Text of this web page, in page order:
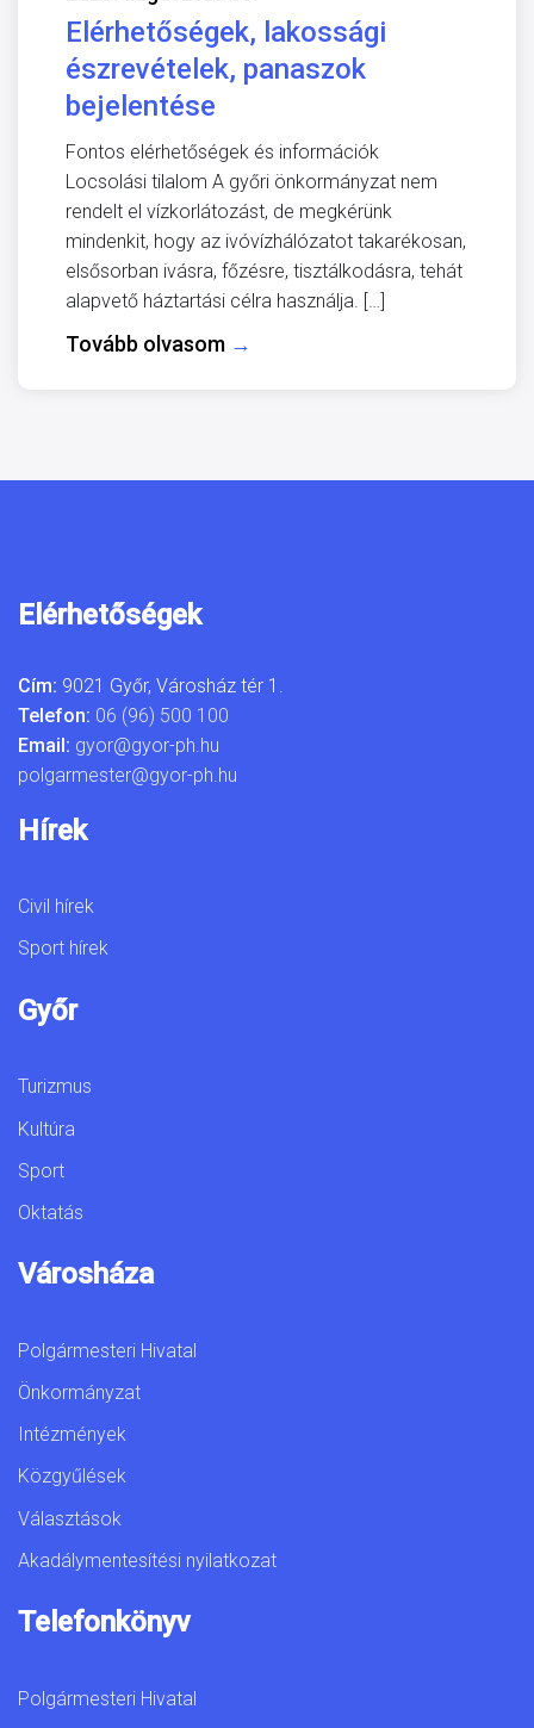
Elérhetőségek, lakossági
észrevételek, panaszok
bejelentése
Fontos elérhetőségek és információk
Locsolási tilalom A győri önkormányzat nem
rendelt el vízkorlátozást, de megkérünk
mindenkit, hogy az ivóvízhálózatot takarékosan,
elsősorban ivásra, főzésre, tisztálkodásra, tehát
alapvető háztartási célra használja. […]
Tovább olvasom →
Elérhetőségek
Cím: 9021 Győr, Városház tér 1.
Telefon: 06 (96) 500 100
Email: gyor@gyor-ph.hu
polgarmester@gyor-ph.hu
Hírek
Civil hírek
Sport hírek
Győr
Turizmus
Kultúra
Sport
Oktatás
Városháza
Polgármesteri Hivatal
Önkormányzat
Intézmények
Közgyűlések
Választások
Akadálymentesítési nyilatkozat
Telefonkönyv
Polgármesteri Hivatal